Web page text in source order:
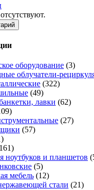
оборудование (3)
облучатели-
(322)
(49)
лавки (62)
(27)
(57)
ноутбуков и планшетов
(5)
мебель (12)
стали (21)